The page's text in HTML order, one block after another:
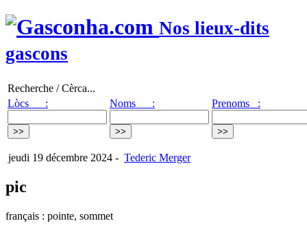
Nos lieux-dits
gascons
Recherche / Cèrca...
Lòcs :
Noms : Prenoms :
jeudi 19 décembre 2024 - Tederic Merger
pic
français : pointe, sommet